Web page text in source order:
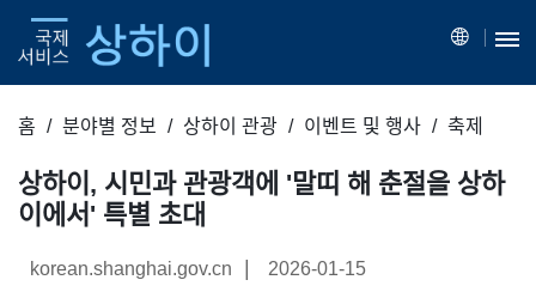
홈 분야별 정보 상하이 관광 이벤트 및 행사 축제
상하이, 시민과 관광객에 '말띠 해 춘절을 상하
이에서' 특별 초대
korean.shanghai.gov.cn | 2026-01-15